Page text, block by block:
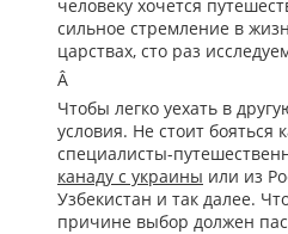
человеку хочется
сильное стремление в
царствах, сто раз
Â
Чтобы легко уехать в
условия. Не стоит
специалисты-
канаду с украины или из
Узбекистан и так далее.
причине выбор должен